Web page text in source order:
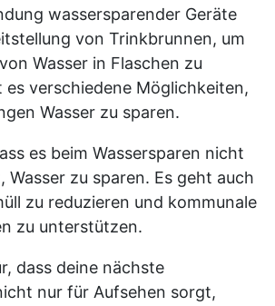
wassersparender Geräte
von Trinkbrunnen, um
Wasser in Flaschen zu
es verschiedene Möglichkeiten,
Wasser zu sparen.
es beim Wassersparen nicht
Wasser zu sparen. Es geht auch
zu reduzieren und kommunale
zu unterstützen.
dass deine nächste
nur für Aufsehen sorgt,